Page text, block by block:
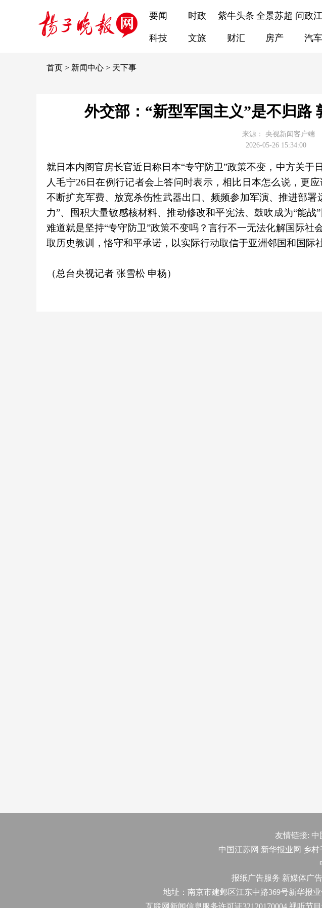
要闻 时政 紫牛头条 全景苏超 问政
科技 文旅 财汇 房产 汽车
首页 > 新闻中心 > 天下事
外交部：“新型军国主义”是不归路
来源：
央视新闻客户端
2026-05-26 15:34:00
就日本内阁官房长官近日称日本“专守防卫”政策不变，中方关于
人毛宁26日在例行记者会上答问时表示，相比日本怎么说，更
不断扩充军费、放宽杀伤性武器出口、频频参加军演、推进部
力”、囤积大量敏感核材料、推动修改和平宪法、鼓吹成为“能
难道就是坚持“专守防卫”政策不变吗？言行不一无法化解国际社
取历史教训，恪守和平承诺，以实际行动取信于亚洲邻国和国际
（总台央视记者 张雪松 申杨）
友情链接: 中
中国江苏网 新华报业网 乡村
报纸广告服务 新媒体广
地址：南京市建邺区江东中路369号新华报
互联网新闻信息服务许可证32120170004 视听节